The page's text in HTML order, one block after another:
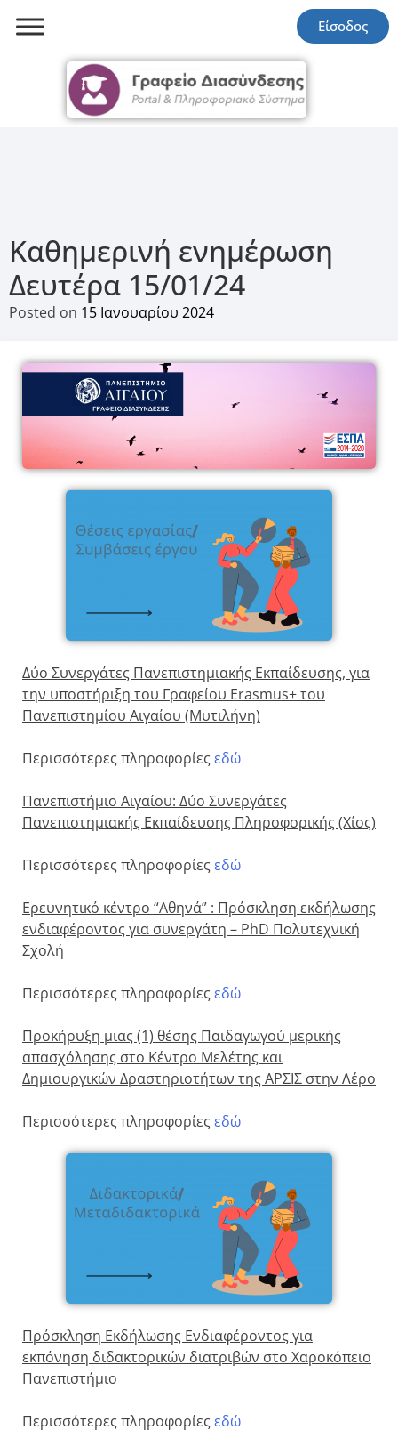
Είσοδος
Καθημερινή ενημέρωση
Δευτέρα 15/01/24
Posted on 15 Ιανουαρίου 2024
Δύο Συνεργάτες Πανεπιστημιακής Εκπαίδευσης, για
την υποστήριξη του Γραφείου Erasmus+ του
Πανεπιστημίου Αιγαίου (Μυτιλήνη)
Περισσότερες πληροφορίες εδώ
Πανεπιστήμιο Αιγαίου: Δύο Συνεργάτες
Πανεπιστημιακής Εκπαίδευσης Πληροφορικής (Χίος)
Περισσότερες πληροφορίες εδώ
Ερευνητικό κέντρο “Αθηνά” : Πρόσκληση εκδήλωσης
ενδιαφέροντος για συνεργάτη – PhD Πολυτεχνική
Σχολή
Περισσότερες πληροφορίες εδώ
Προκήρυξη μιας (1) θέσης Παιδαγωγού μερικής
απασχόλησης στο Κέντρο Μελέτης και
Δημιουργικών Δραστηριοτήτων της ΑΡΣΙΣ στην Λέρο
Περισσότερες πληροφορίες εδώ
Πρόσκληση Εκδήλωσης Ενδιαφέροντος για
εκπόνηση διδακτορικών διατριβών στο Χαροκόπειο
Πανεπιστήμιο
Περισσότερες πληροφορίες εδώ